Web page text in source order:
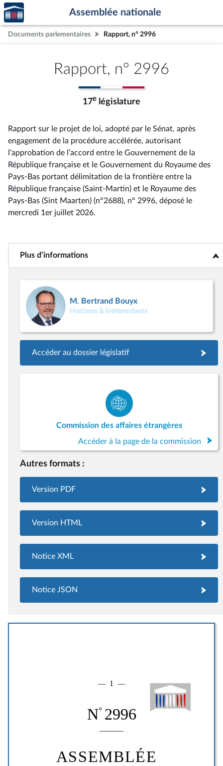
Aller au contenu
Aller en bas de la page
Accèder
à la
page
d'accueil
Assemblée nationale
Documents parlementaires Rapport, n° 2996
Rapport, n° 2996
17e législature
Rapport sur le projet de loi, adopté par le Sénat, après
engagement de la procédure accélérée, autorisant
l’approbation de l’accord entre le Gouvernement de la
République française et le Gouvernement du Royaume des
Pays-Bas portant délimitation de la frontière entre la
République française (Saint-Martin) et le Royaume des
Pays-Bas (Sint Maarten) (n°2688), n° 2996, déposé le
mercredi 1er juillet 2026.
Plus d’informations<b>Plus d’informations</b>
M. Bertrand Bouyx
Horizons & Indépendants
Accéder au dossier législatif
Commission des affaires étrangères
Accéder à la page de la commission
Autres formats :
Version PDF
Version HTML
Notice XML
Notice JSON